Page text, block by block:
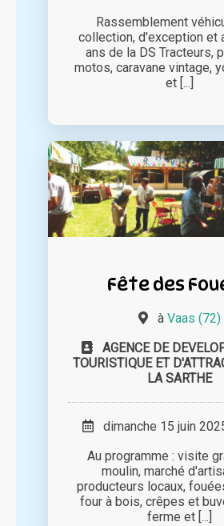
Rassemblement
collection, d'exception et
ans de la DS Tracteurs,
motos, caravane vintage,
et [...]
Fête des
à Vaas (72)
AGENCE DE
TOURISTIQUE ET
LA SARTHE
dimanche 15 juin
Au programme : visite
moulin, marché
producteurs locaux,
four à bois, crêpes et
ferme et [...]